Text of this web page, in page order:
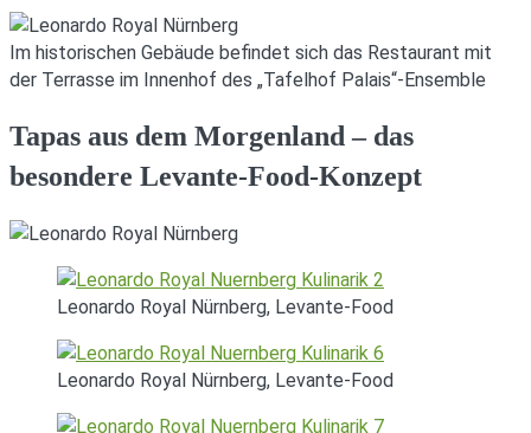
Im historischen Gebäude befindet sich das Restaurant mit
der Terrasse im Innenhof des „Tafelhof Palais“-Ensemble
Tapas aus dem Morgenland – das
besondere Levante-Food-Konzept
Leonardo Royal Nürnberg, Levante-Food
Leonardo Royal Nürnberg, Levante-Food